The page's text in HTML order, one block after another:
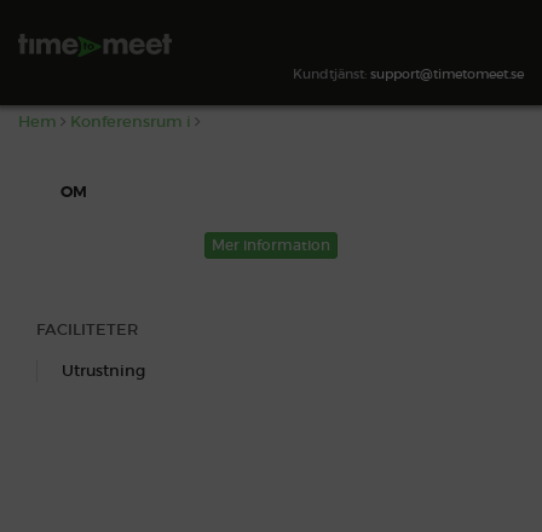
Kundtjänst: support@timetomeet.se
Hem Konferensrum i
OM
Mer information
FACILITETER
Utrustning